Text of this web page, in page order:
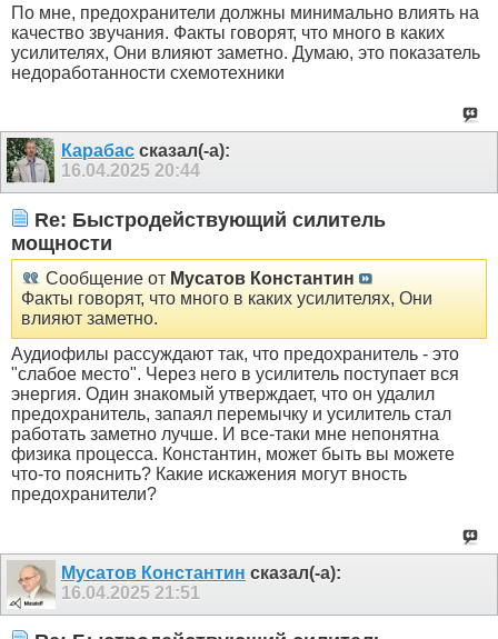
По мне, предохранители должны минимально влиять на
качество звучания. Факты говорят, что много в каких
усилителях, Они влияют заметно. Думаю, это показатель
недоработанности схемотехники
Карабас сказал(-а):
16.04.2025 20:44
Re: Быстродействующий силитель
мощности
Сообщение от Мусатов Константин
Факты говорят, что много в каких усилителях, Они
влияют заметно.
Аудиофилы рассуждают так, что предохранитель - это
"слабое место". Через него в усилитель поступает вся
энергия. Один знакомый утверждает, что он удалил
предохранитель, запаял перемычку и усилитель стал
работать заметно лучше. И все-таки мне непонятна
физика процесса. Константин, может быть вы можете
что-то пояснить? Какие искажения могут вность
предохранители?
Мусатов Константин сказал(-а):
16.04.2025 21:51